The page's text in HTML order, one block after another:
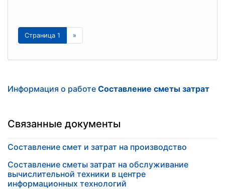
Страница 1 »
Информация о работе Составление сметы затрат
Связанные документы
Составление смет и затрат на производство
Составление сметы затрат на обслуживание
вычислительной техники в центре
информационных технологий